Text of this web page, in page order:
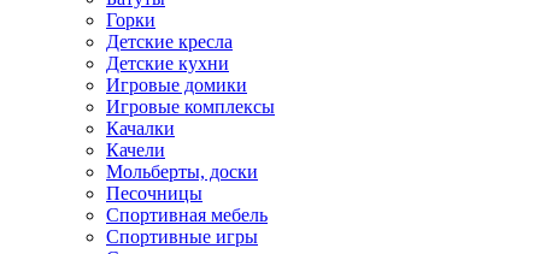
Горки
Детские кресла
Детские кухни
Игровые домики
Игровые комплексы
Качалки
Качели
Мольберты, доски
Песочницы
Спортивная мебель
Спортивные игры